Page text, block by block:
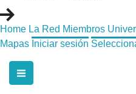
Home La Red Miembros
Mapas Iniciar sesión